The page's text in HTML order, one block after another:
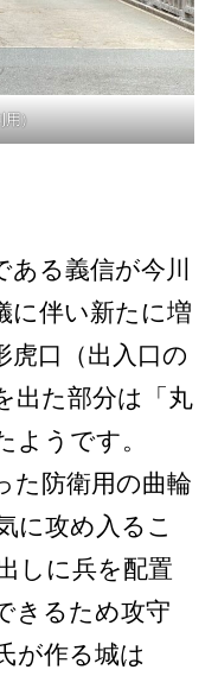
）
ある義信が今川
に伴い新たに増
虎口（出入口の
出た部分は「丸
ようです。
た防衛用の曲輪
に攻め入るこ
しに兵を配置
きるため攻守
が作る城は